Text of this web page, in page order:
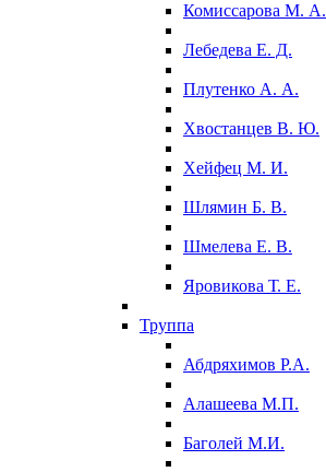
Комиссарова М. А.
Лебедева Е. Д.
Плутенко А. А.
Хвостанцев В. Ю.
Хейфец М. И.
Шлямин Б. В.
Шмелева Е. В.
Яровикова Т. Е.
Труппа
Абдряхимов Р.А.
Алашеева М.П.
Баголей М.И.